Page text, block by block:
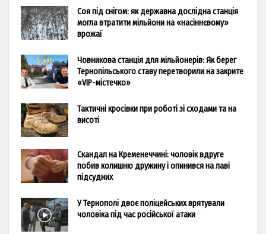
Соя під снігом: як державна дослідна станція
могла втратити мільйони на «насіннєвому»
врожаї
Човникова станція для мільйонерів: Як берег
Тернопільського ставу перетворили на закрите
«VIP-містечко»
Тактичні кросівки при роботі зі сходами та на
висоті
Скандал на Кременеччині: чоловік вдруге
побив колишню дружину і опинився на лаві
підсудних
У Тернополі двоє поліцейських врятували
чоловіка під час російської атаки